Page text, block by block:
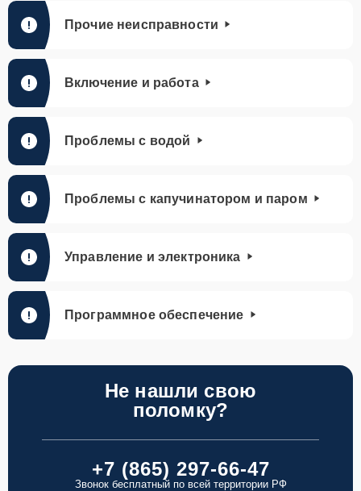
Прочие неисправности
Включение и работа
Проблемы с водой
Проблемы с капучинатором и паром
Управление и электроника
Программное обеспечение
Не нашли свою
поломку?
+7 (865) 297-66-47
Звонок бесплатный по всей территории РФ